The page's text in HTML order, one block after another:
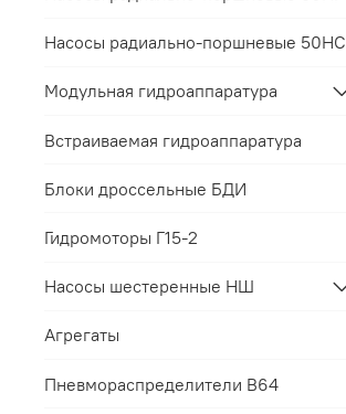
Насосы радиально-поршневые 50НС
Модульная гидроаппаратура
Встраиваемая гидроаппаратура
Блоки дроссельные БДИ
Гидромоторы Г15-2
Насосы шестеренные НШ
Агрегаты
Пневмораспределители В64